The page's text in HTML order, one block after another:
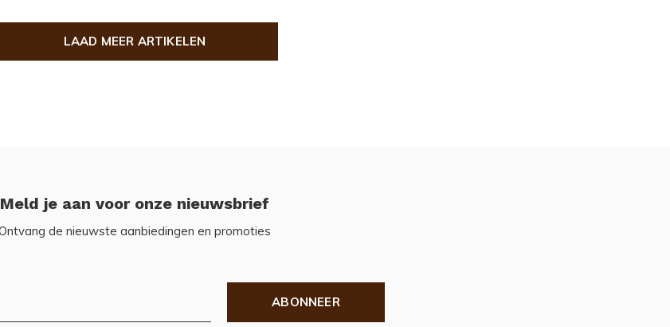
LAAD MEER ARTIKELEN
Meld je aan voor onze nieuwsbrief
de nieuwste aanbiedingen en promoties
ABONNEER